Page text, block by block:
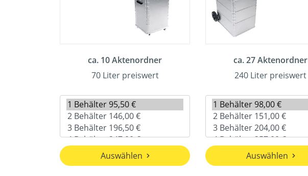
ca. 10 Aktenordner
70 Liter preiswert
Auswählen
ca. 27 Aktenordner
240 Liter preiswert
Auswählen